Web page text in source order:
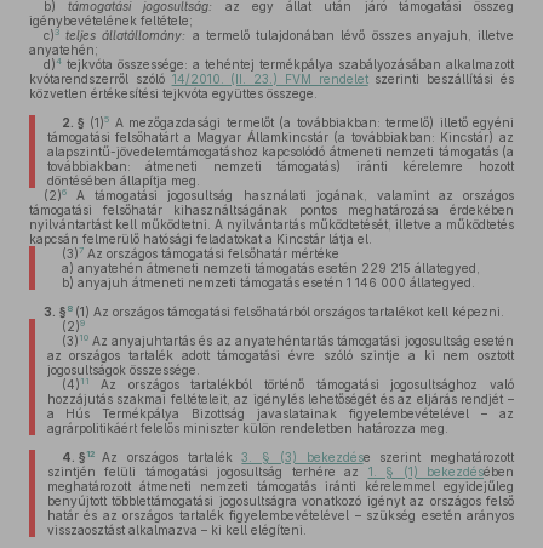
b)
támogatási jogosultság:
az egy állat után járó támogatási összeg
igénybevételének feltétele;
c) 3 teljes állatállomány: a termelő tulajdonában lévő összes anyajuh, illetve
anyatehén;
d)4 tejkvóta összessége: a tehéntej termékpálya szabályozásában alkalmazott
kvótarendszerről szóló 14/2010. (II. 23.) FVM rendeletszerinti beszállítási és
közvetlen értékesítési tejkvóta együttes összege.
2. § (1)5 A mezőgazdasági termelőt (a továbbiakban: termelő) illető egyéni
támogatási felsőhatárt a Magyar Államkincstár (a továbbiakban: Kincstár) az
alapszintű-jövedelemtámogatáshoz kapcsolódó átmeneti nemzeti támogatás (a
továbbiakban: átmeneti nemzeti támogatás) iránti kérelemre hozott
döntésében állapítja meg.
(2)6
A támogatási jogosultság használati jogának, valamint az országos
támogatási felsőhatár kihasználtságának pontos meghatározása érdekében
nyilvántartást kell működtetni. A nyilvántartás működtetését, illetve a működtetés
kapcsán felmerülő hatósági feladatokat a Kincstár látja el.
(3)7Az országos támogatási felsőhatár mértéke
a) anyatehén átmeneti nemzeti támogatás esetén 229 215 állategyed,
b) anyajuh átmeneti nemzeti támogatás esetén 1 146 000 állategyed.
3. § 8 (1) Az országos támogatási felsőhatárból országos tartalékot kell képezni.
(2)9
(3) 10Az anyajuhtartás és az anyatehéntartás támogatási jogosultság esetén
az országos tartalék adott támogatási évre szóló szintje a ki nem osztott
jogosultságok összessége.
(4) 11
Az országos tartalékból történő támogatási jogosultsághoz való
hozzájutás szakmai feltételeit, az igénylés lehetőségét és az eljárás rendjét –
a Hús Termékpálya Bizottság javaslatainak figyelembevételével – az
agrárpolitikáért felelős miniszter külön rendeletben határozza meg.
4. § 12 Az országos tartalék3. § (3) bekezdése szerint meghatározott
szintjén felüli támogatási jogosultság terhére az 1. § (1) bekezdésében
meghatározott átmeneti nemzeti támogatás iránti kérelemmel egyidejűleg
benyújtott többlettámogatási jogosultságra vonatkozó igényt az országos felső
határ és az országos tartalék figyelembevételével – szükség esetén arányos
visszaosztást alkalmazva – ki kell elégíteni.